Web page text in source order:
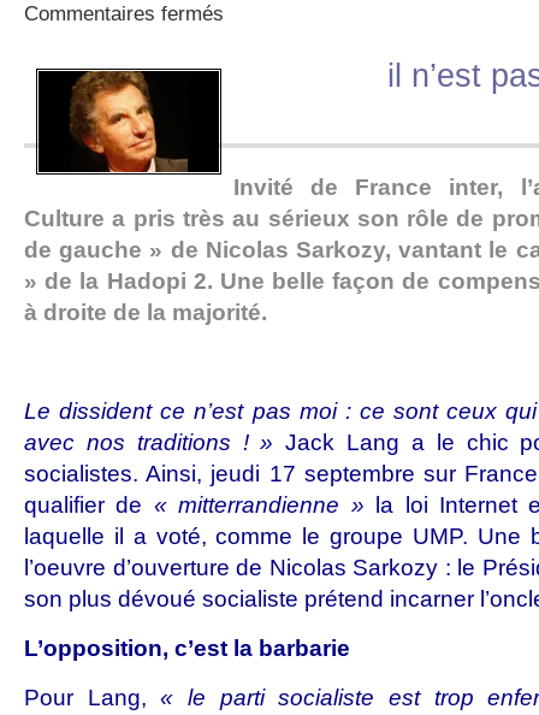
Commentaires fermés
il n’est
Invité de France inter,
Culture a pris très au sérieux son rôle de
de gauche » de Nicolas Sarkozy, vantant le
» de la Hadopi 2. Une belle façon de
à droite de la majorité.
Le dissident ce n’est pas moi : ce sont ceux
avec nos traditions ! » Jack Lang a le chic
socialistes. Ainsi, jeudi 17 septembre sur
qualifier de « mitterrandienne » la loi Internet
laquelle il a voté, comme le groupe UMP. Une
l’oeuvre d’ouverture de Nicolas Sarkozy : le
son plus dévoué socialiste prétend incarner
L’opposition, c’est la barbarie
Pour Lang,« le parti socialiste est trop